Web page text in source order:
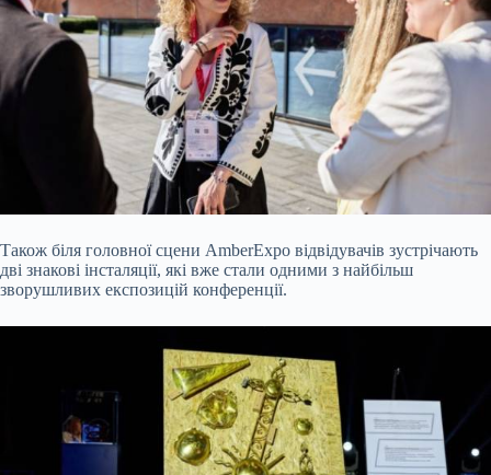
Також біля головної сцени AmberExpo відвідувачів зустрічають
дві знакові інсталяції, які вже стали одними з найбільш
зворушливих експозицій конференції.